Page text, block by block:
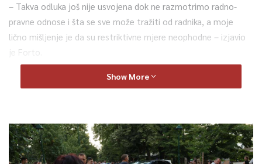
– Takva odluka još nije usvojena dok ne razmotrimo radno-
pravne odnose i šta se sve može tražiti od radnika, a moje
lično mišljenje je da su restriktivne mjere neophodne – izjavio
je Forto.
Precizirao je da je Krizni štab tražio takve mjere budući da su
– Oko 40 posto stanovnika KS je primilo prvu dozu vakcine, a
voljeli bismo da ih je oko 70 posto kao u nekim gradovima u
Show More